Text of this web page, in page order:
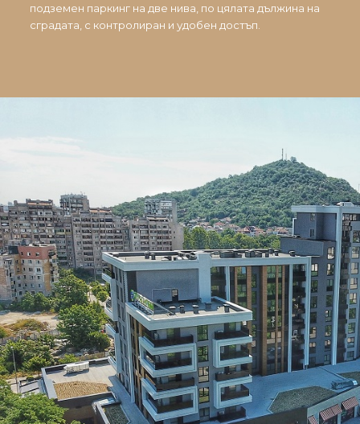
подземен паркинг на две нива, по цялата дължина на
сградата, с контролиран и удобен достъп.